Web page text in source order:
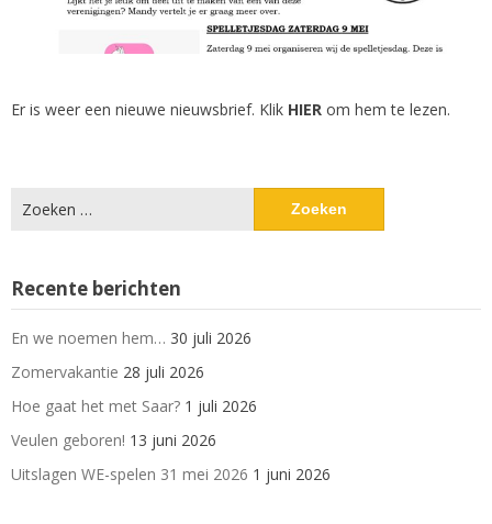
Er is weer een nieuwe nieuwsbrief. Klik HIER om hem te lezen.
naar:
Recente berichten
En we noemen hem… 30 juli 2026
Zomervakantie 28 juli 2026
Hoe gaat het met Saar? 1 juli 2026
Veulen geboren! 13 juni 2026
Uitslagen WE-spelen 31 mei 2026 1 juni 2026